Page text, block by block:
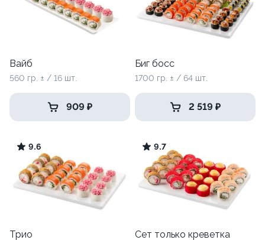
Вайб
560 гр. ± / 16 шт.
909 ₽
Биг босс
1700 гр. ± / 64 шт.
2 519 ₽
9.6
Трио
9.7
Сет только креветка